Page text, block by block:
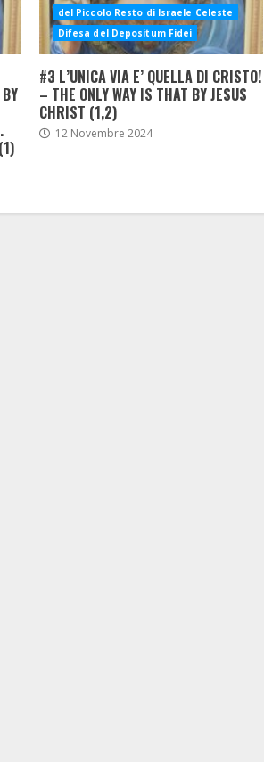
del Piccolo Resto di Israele Celeste
Difesa del Depositum Fidei
#3 L’UNICA VIA E’ QUELLA DI CRISTO!
– THE ONLY WAY IS THAT BY JESUS
CHRIST (1,2)
12 Novembre 2024